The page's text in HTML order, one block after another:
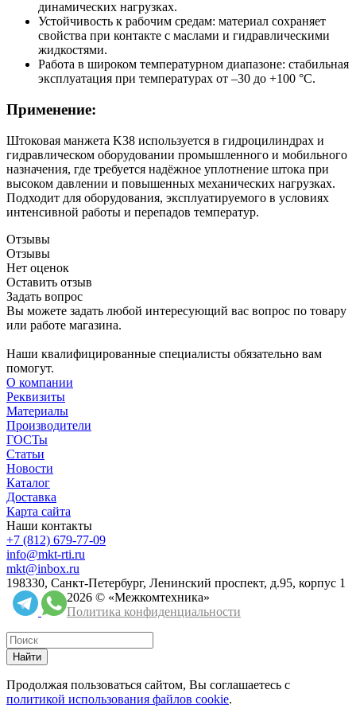
динамических нагрузках.
Устойчивость к рабочим средам: материал сохраняет
свойства при контакте с маслами и гидравлическими
жидкостями.
Работа в широком температурном диапазоне: стабильная
эксплуатация при температурах от –30 до +100 °C.
Применение:
Штоковая манжета K38 используется в гидроцилиндрах и
гидравлическом оборудовании промышленного и мобильного
назначения, где требуется надёжное уплотнение штока при
высоком давлении и повышенных механических нагрузках.
Подходит для оборудования, эксплуатируемого в условиях
интенсивной работы и перепадов температур.
Отзывы
Отзывы
Нет оценок
Оставить отзыв
Задать вопрос
Вы можете задать любой интересующий вас вопрос по товару
или работе магазина.
Наши квалифицированные специалисты обязательно вам
помогут.
О компании
Реквизиты
Материалы
Производители
ГОСТы
Статьи
Новости
Каталог
Доставка
Карта сайта
Наши контакты
+7 (812) 679-77-09
info@mkt-rti.ru
mkt@inbox.ru
198330, Санкт-Петербург, Ленинский проспект, д.95, корпус 1
2026 © «Межкомтехника»
Политика конфиденциальности
Найти
Продолжая пользоваться сайтом, Вы соглашаетесь с
политикой использования файлов cookie.